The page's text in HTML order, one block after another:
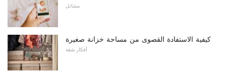
مشاتل
كيفية الاستفادة القصوى من مساحة خزانة صغيرة
أفكار شقة